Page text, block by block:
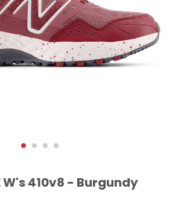
W's 410v8 - Burgundy